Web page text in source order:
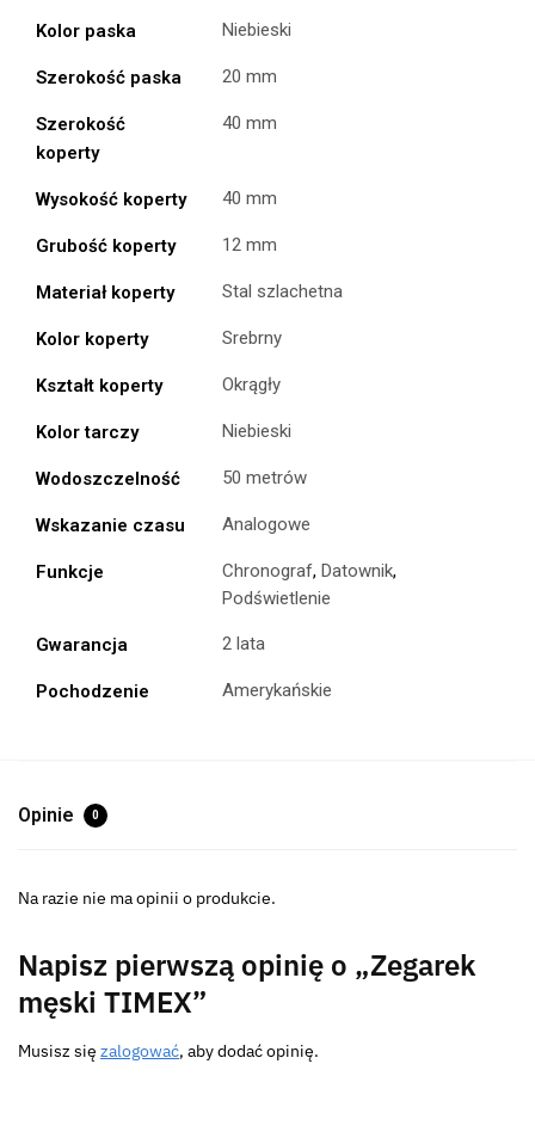
Kolor paska Niebieski
Szerokość paska 20 mm
Szerokość
koperty
40 mm
Wysokość koperty 40 mm
Grubość koperty 12 mm
Materiał koperty Stal szlachetna
Kolor koperty Srebrny
Kształt koperty Okrągły
Kolor tarczy Niebieski
Wodoszczelność 50 metrów
Wskazanie czasu Analogowe
Funkcje Chronograf, Datownik,
Podświetlenie
Gwarancja 2 lata
Pochodzenie Amerykańskie
Opinie 0
Na razie nie ma opinii o produkcie.
Napisz pierwszą opinię o „Zegarek
męski TIMEX”
Musisz się zalogować, aby dodać opinię.